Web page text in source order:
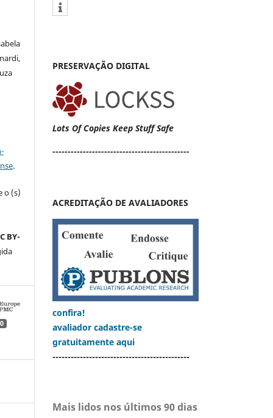
.
o (s)
BY-
0
PRESERVAÇÃO DIGITAL
Lots Of Copies Keep Stuff Safe
---------------------------------------------
ACREDITAÇÃO DE AVALIADORES
confira!
avaliador cadastre-se
gratuitamente aqui
---------------------------------------------
Mais lidos nos últimos 90 dias